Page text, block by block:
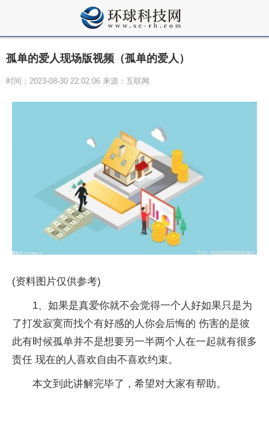
孤单的爱人现场版视频（孤单的爱人）
时间：2023-08-30 22:02:06 来源：互联网
(资料图片仅供参考)
1、如果是真爱你就不会觉得一个人好如果只是为
了打发寂寞而找个有好感的人你会后悔的 伤害的是彼
此有时候孤单并不是想要另一半两个人在一起就有很多
责任 现在的人喜欢自由不喜欢约束。
本文到此讲解完毕了，希望对大家有帮助。